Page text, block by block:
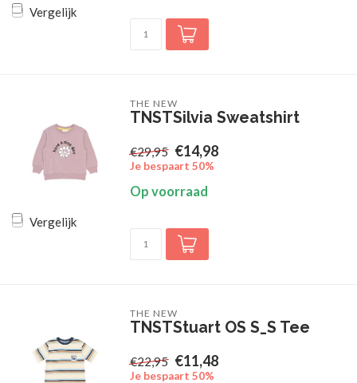
Vergelijk
Vergelijk
THE NEW
TNSTSilvia Sweatshirt
€29,95 €14,98
Je bespaart 50%
Op voorraad
THE NEW
TNSTStuart OS S_S Tee
€22,95 €11,48
Je bespaart 50%